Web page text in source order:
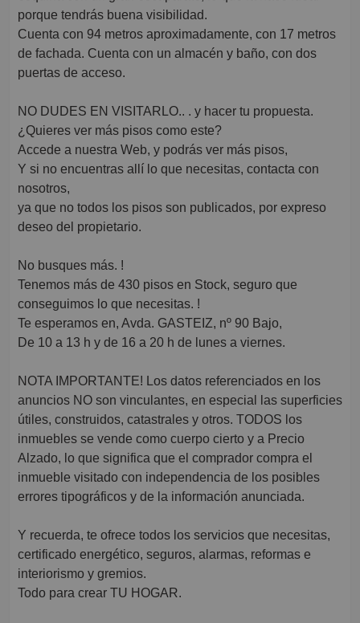
porque tendrás buena visibilidad.
Cuenta con 94 metros aproximadamente, con 17 metros
de fachada. Cuenta con un almacén y baño, con dos
puertas de acceso.
NO DUDES EN VISITARLO.. . y hacer tu propuesta.
¿Quieres ver más pisos como este?
Accede a nuestra Web, y podrás ver más pisos,
Y si no encuentras allí lo que necesitas, contacta con
nosotros,
ya que no todos los pisos son publicados, por expreso
deseo del propietario.
No busques más. !
Tenemos más de 430 pisos en Stock, seguro que
conseguimos lo que necesitas. !
Te esperamos en, Avda. GASTEIZ, nº 90 Bajo,
De 10 a 13 h y de 16 a 20 h de lunes a viernes.
NOTA IMPORTANTE! Los datos referenciados en los
anuncios NO son vinculantes, en especial las superficies
útiles, construidos, catastrales y otros. TODOS los
inmuebles se vende como cuerpo cierto y a Precio
Alzado, lo que significa que el comprador compra el
inmueble visitado con independencia de los posibles
errores tipográficos y de la información anunciada.
Y recuerda, te ofrece todos los servicios que necesitas,
certificado energético, seguros, alarmas, reformas e
interiorismo y gremios.
Todo para crear TU HOGAR.